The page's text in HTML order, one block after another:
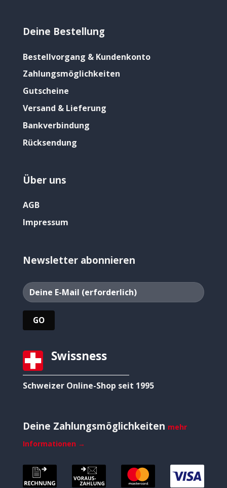
Deine Bestellung
Bestellvorgang & Kundenkonto
Zahlungsmöglichkeiten
Gutscheine
Versand & Lieferung
Bankverbindung
Rücksendung
Über uns
AGB
Impressum
Newsletter abonnieren
Swissness
Schweizer Online-Shop seit 1995
Deine Zahlungsmöglichkeiten mehr
Informationen →